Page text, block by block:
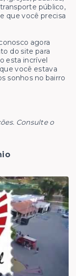
público,
que você precisa
agora
do site para
esta incrível
você estava
sonhos no bairro
Consulte o